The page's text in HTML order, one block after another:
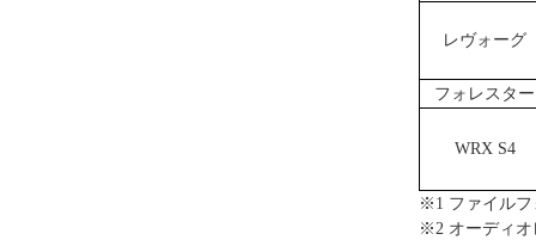
レヴォーグ
フォレスター
WRX S4
※1 ファイルフ
※2 オーディオ